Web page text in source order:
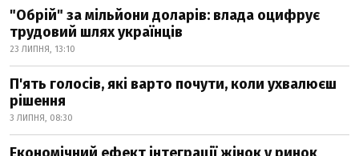
"Обрій" за мільйони доларів: влада оцифрує
трудовий шлях українців
23 ЛИПНЯ, 13:10
П'ять голосів, які варто почути, коли ухвалюєш
рішення
3 ЛИПНЯ, 08:30